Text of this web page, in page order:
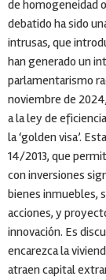
de homogeneidad
debatido ha sido
intrusas, que
han generado un
parlamentarismo
noviembre de
a la ley de
la ‘golden visa’.
14/2013, que
con inversiones
bienes inmuebles,
acciones, y
innovación. Es
encarezca la
atraen capital